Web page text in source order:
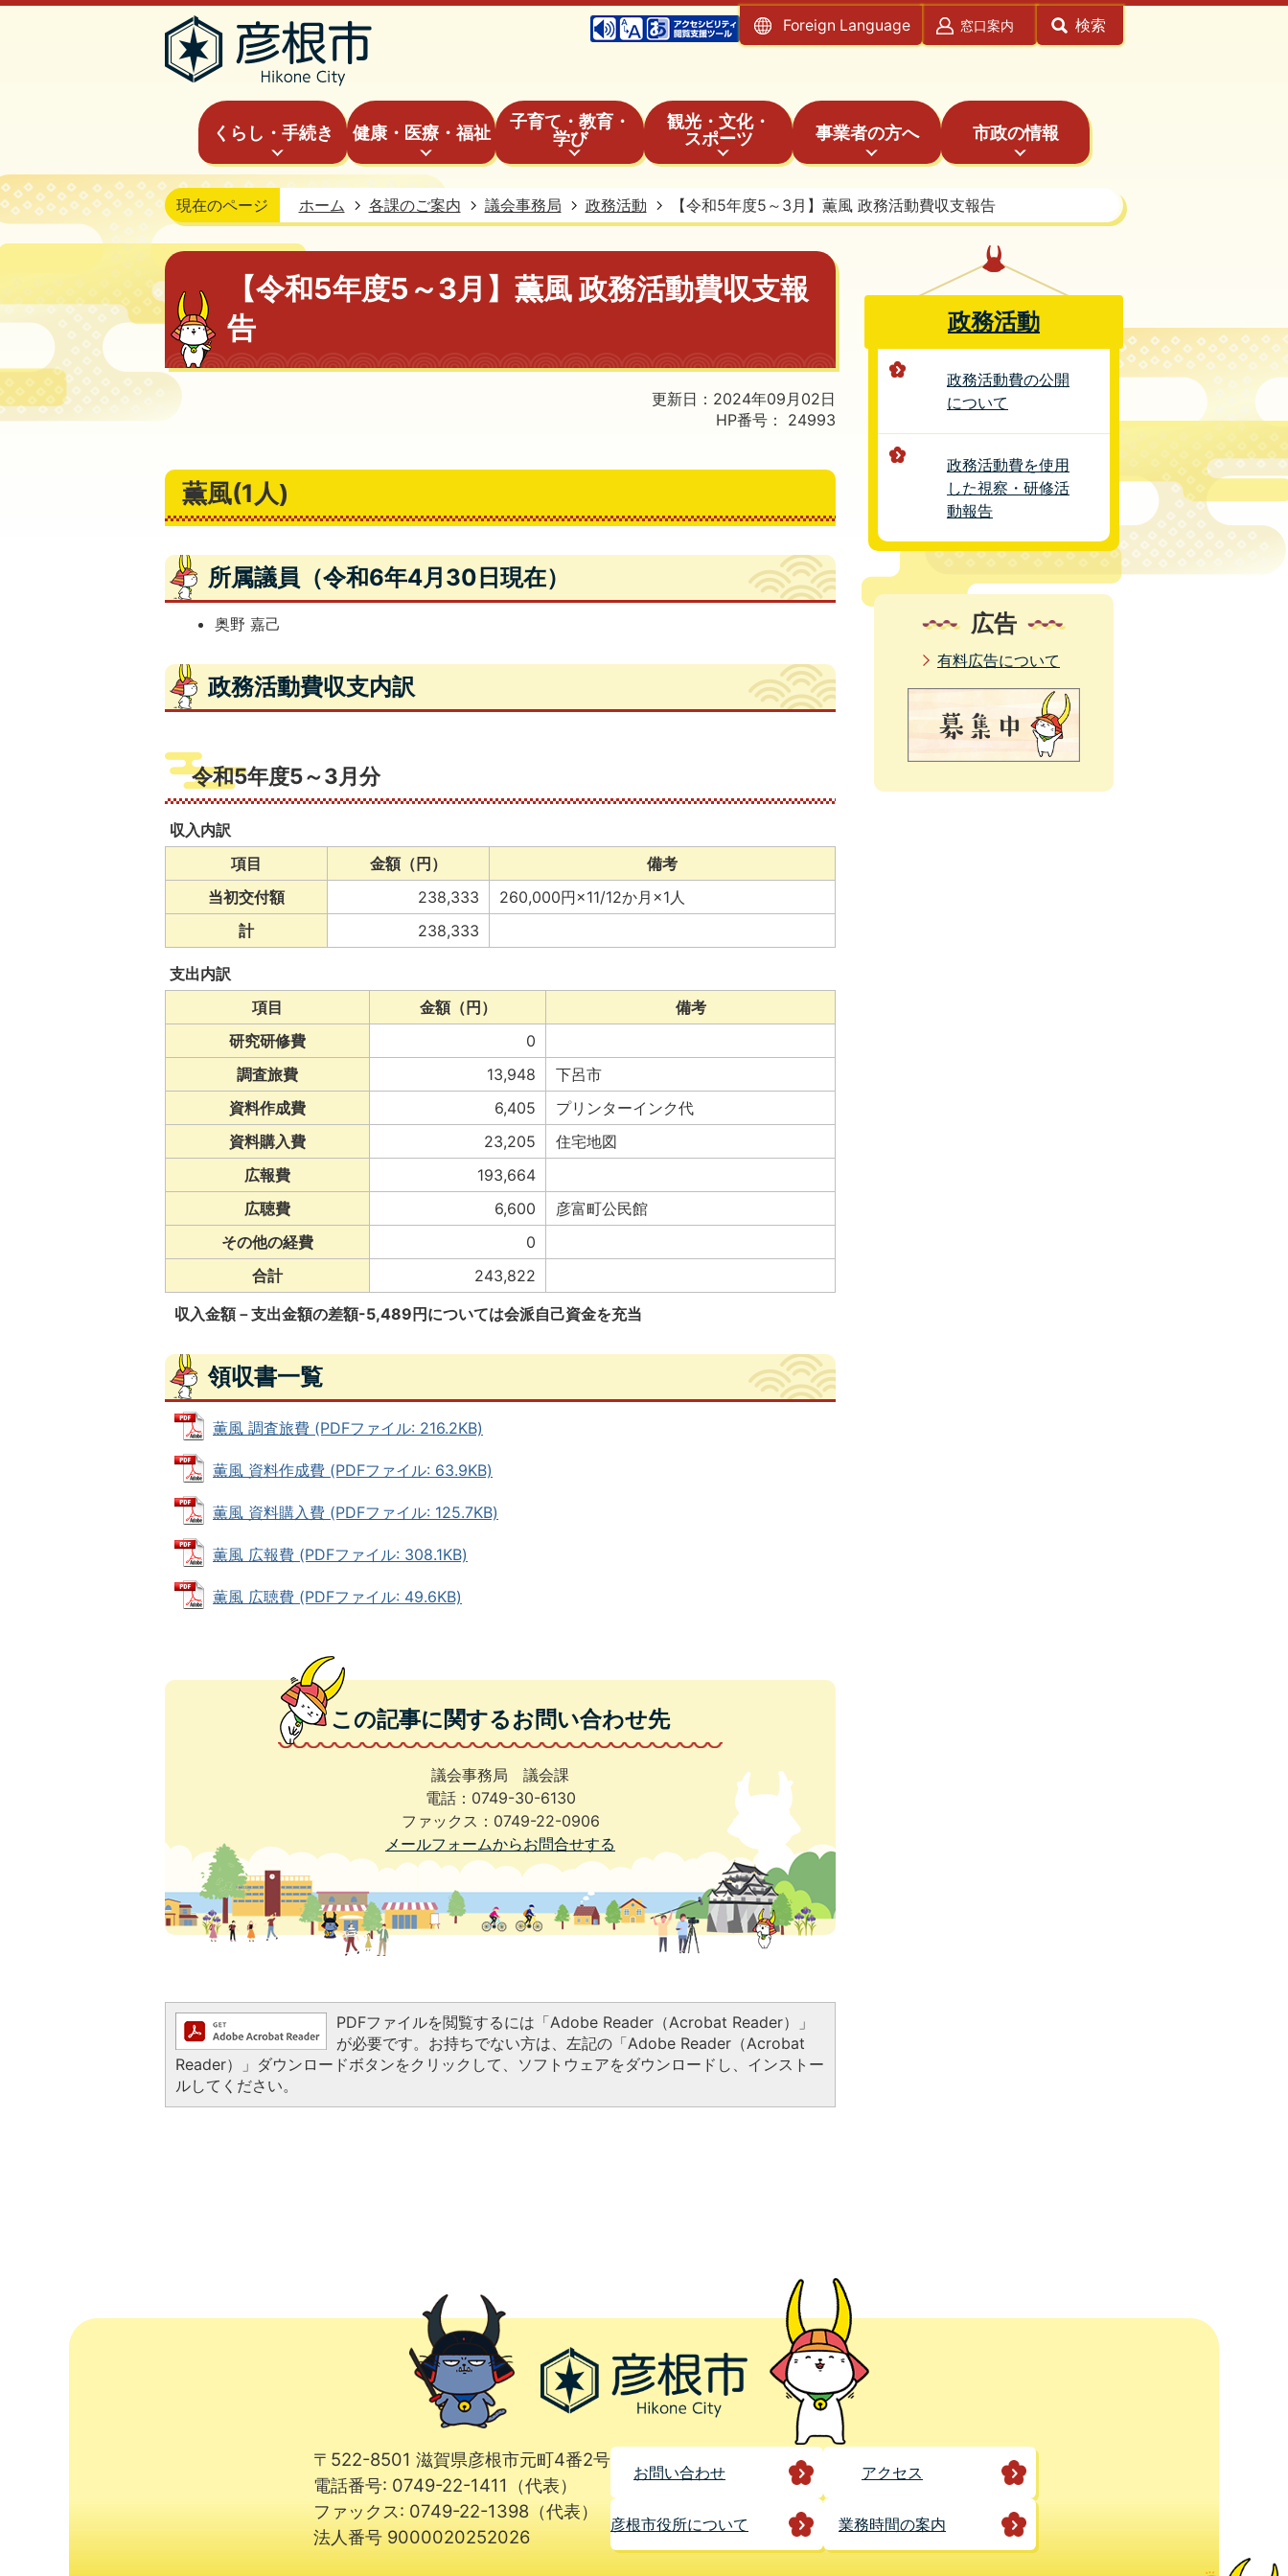
Foreign Language 窓口案内 検索
くらし・手続き 健康・医療・福祉
子育て・教育・
学び
観光・文化・
スポーツ
事業者の方へ 市政の情報
現在のページ ホーム 各課のご案内 議会事務局 政務活動 【令和5年度5～3月】薫風 政務活動費収支報告
【令和5年度5～3月】薫風 政務活動費収支報
告
更新日：2024年09月02日
HP番号：
24993
薫風(1人)
所属議員（令和6年4月30日現在）
奥野 嘉己
政務活動費収支内訳
令和5年度5～3月分
収入内訳
項目
金額（円）
備考
当初交付額
238,333
260,000円×11/12か月×1人
計
238,333
支出内訳
項目
金額（円）
備考
研究研修費
0
調査旅費
13,948
下呂市
資料作成費
6,405
プリンターインク代
資料購入費
23,205
住宅地図
広報費
193,664
広聴費
6,600
彦富町公民館
その他の経費
0
合計
243,822
収入金額－支出金額の差額-5,489円については会派自己資金を充当
領収書一覧
薫風 調査旅費 (PDFファイル: 216.2KB)
薫風 資料作成費 (PDFファイル: 63.9KB)
薫風 資料購入費 (PDFファイル: 125.7KB)
薫風 広報費 (PDFファイル: 308.1KB)
薫風 広聴費 (PDFファイル: 49.6KB)
この記事に関するお問い合わせ先
議会事務局 議会課
電話：0749-30-6130
ファックス：0749-22-0906
メールフォームからお問合せする
PDFファイルを閲覧するには「Adobe Reader（Acrobat Reader）」
が必要です。お持ちでない方は、左記の「Adobe Reader（Acrobat
Reader）」ダウンロードボタンをクリックして、ソフトウェアをダウンロードし、インストー
ルしてください。
政務活動
政務活動費の公開
について
政務活動費を使用
した視察・研修活
動報告
広告
有料広告について
〒522-8501 滋賀県彦根市元町4番2号
電話番号: 0749-22-1411（代表）
ファックス: 0749-22-1398（代表）
法人番号 9000020252026
お問い合わせ アクセス
彦根市役所について 業務時間の案内